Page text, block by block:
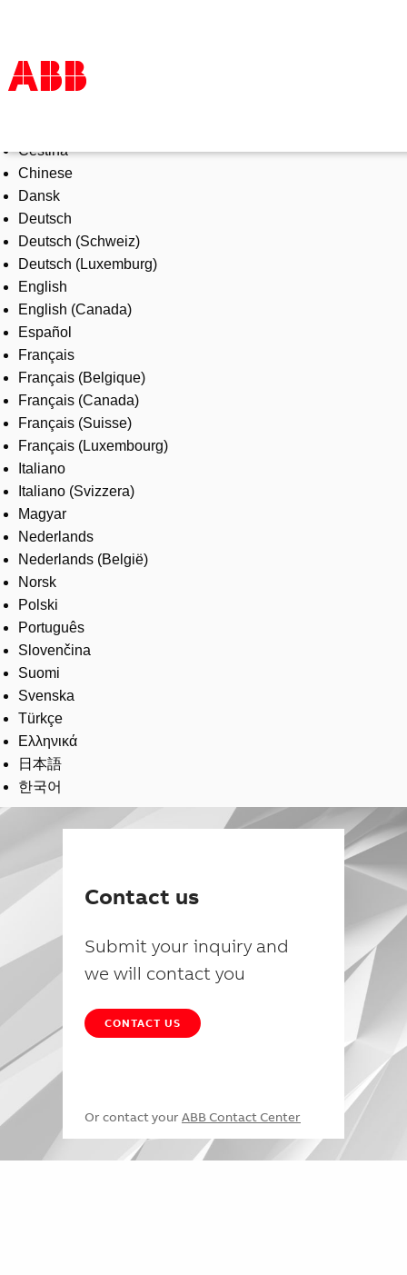
Products & Solutions
Industries
Services
About us
Where to buy
Contact us
Careers
Čeština
Chinese
Dansk
Deutsch
Deutsch (Schweiz)
Deutsch (Luxemburg)
English
English (Canada)
Español
Français
Français (Belgique)
Français (Canada)
Français (Suisse)
Français (Luxembourg)
Italiano
Italiano (Svizzera)
Magyar
Nederlands
Nederlands (België)
Norsk
Polski
Português
Slovenčina
Suomi
Svenska
Türkçe
Ελληνικά
日本語
한국어
Contact us
Submit your inquiry and
we will contact you
CONTACT US
Or contact your ABB Contact Center